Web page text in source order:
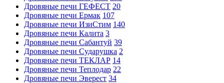
Дровяные печи ГЕФЕСТ 20
Дровяные печи Ермак 107
Дровяные печи ИзиСтим 140
Дровяные печи Калита 3
Дровяные печи Сабантуй 39
Дровяные печи Сударушка 2
Дровяные печи ТЕКЛАР 14
Дровяные печи Теплодар 22
Дровяные печи Эверест 34